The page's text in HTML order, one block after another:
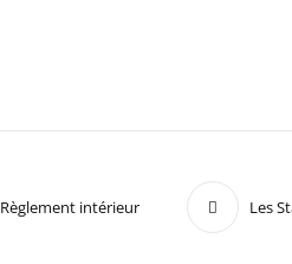
Règlement intérieur Les